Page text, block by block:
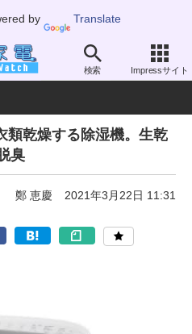
by Translate
検索 Impressサイト
・除湿機 除湿機
類乾燥する除湿機。生乾
臭
鄭 恵慶 2021年3月22日 11:31